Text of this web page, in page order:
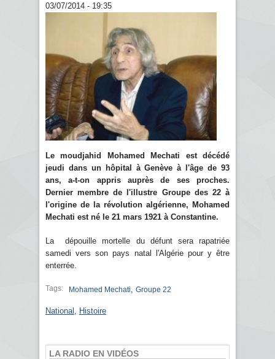
03/07/2014 - 19:35
Le moudjahid Mohamed Mechati est décédé
jeudi dans un hôpital à Genève à l'âge de 93
ans, a-t-on appris auprès de ses proches.
Dernier membre de l'illustre Groupe des 22 à
l'origine de la révolution algérienne, Mohamed
Mechati est né le 21 mars 1921 à Constantine.
La dépouille mortelle du défunt sera rapatriée
samedi vers son pays natal l'Algérie pour y être
enterrée.
Tags: Mohamed Mechati Groupe 22
National Histoire
LA RADIO EN VIDÉOS